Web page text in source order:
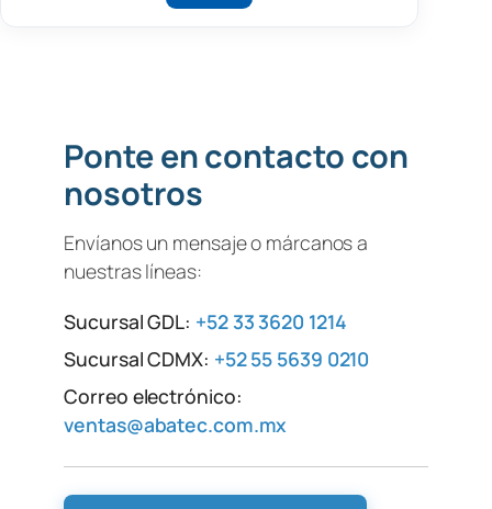
Ponte en contacto con
nosotros
Envíanos un mensaje o márcanos a
nuestras líneas:
Sucursal GDL: +52 33 3620 1214
Sucursal CDMX: +52 55 5639 0210
Correo electrónico:
ventas@abatec.com.mx